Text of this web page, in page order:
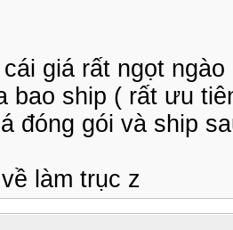
giá rất ngọt
bao ship ( rất ưu
đóng gói và ship
làm trục z